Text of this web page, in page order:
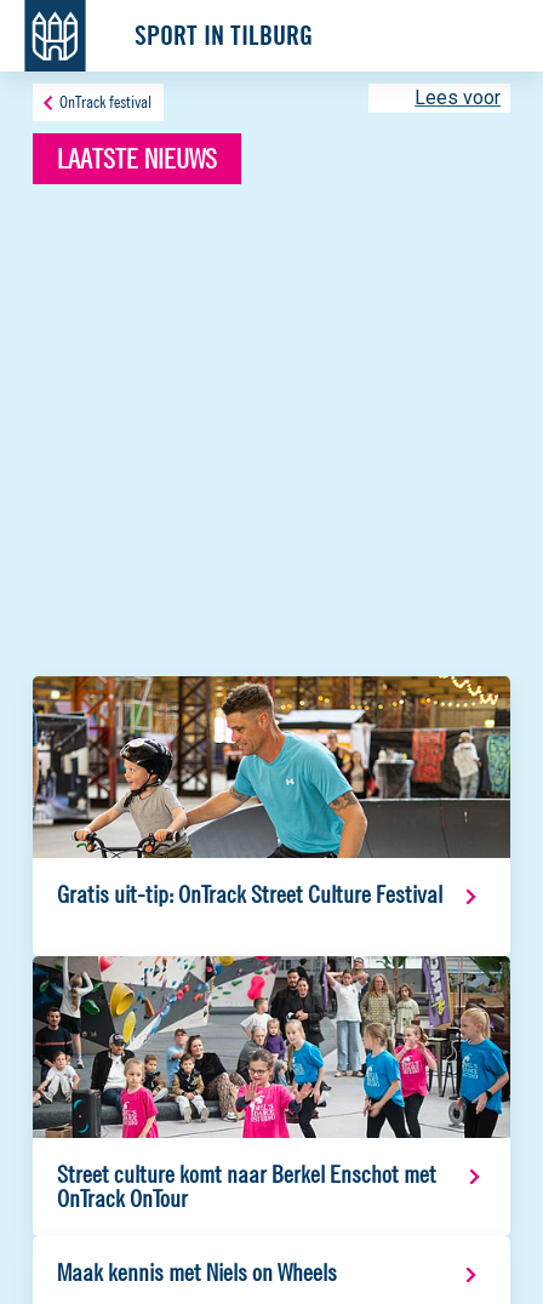
SPORT IN TILBURG
OnTrack festival Lees voor
LAATSTE NIEUWS
Gratis uit-tip: OnTrack Street Culture Festival
Street culture komt naar Berkel Enschot met
OnTrack OnTour
Maak kennis met Niels on Wheels